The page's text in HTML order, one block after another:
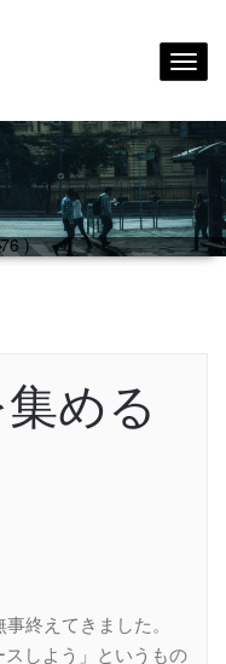
)
める
終えてきました。
しよう」というもの